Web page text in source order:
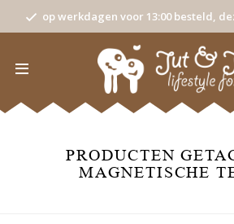
op werkdagen voor 13:00 besteld,
PRODUCTEN
MAGNETISCHE